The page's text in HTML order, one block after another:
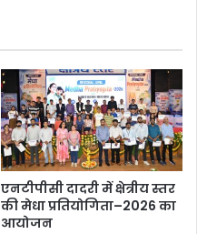
एनटीपीसी दादरी में क्षेत्रीय स्तर
की मेधा प्रतियोगिता–2026 का
आयोजन